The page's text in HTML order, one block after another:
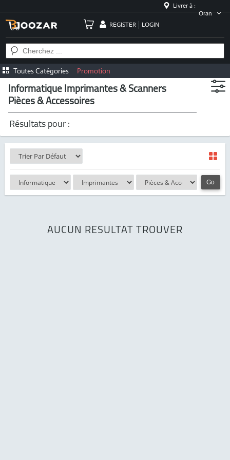
Livrer à :
Oran
REGISTER
LOGIN
Toutes Catégories Promotion
Informatique Imprimantes & Scanners
Pièces & Accessoires
Résultats pour :
Go
AUCUN RESULTAT TROUVER